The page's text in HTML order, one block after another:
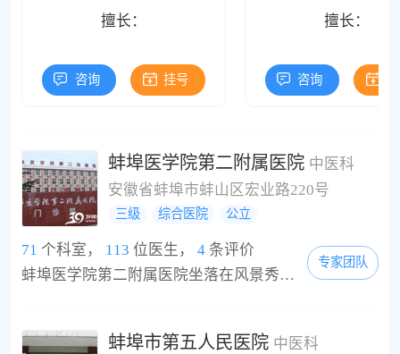
擅长：
咨询 挂号
擅长：
咨询
蚌埠医学院第二附属医院 中医科
安徽省蚌埠市蚌山区宏业路220号
三级 综合医院 公立
71 个科室， 113 位医生， 4条评价
蚌埠医学院第二附属医院坐落在风景秀丽的蚌埠市龙子湖畔宏业路220号，东连大学城，西临市政府，南北相连城市居民区，地理位置优越，交通便利。医院占地面积61264平方米，建筑面积38877.5平方米，绿化面积达86.4%，是一所集教学、科研、医疗、预防、康复和社区服务为一体的现代化综合性二级甲等医院、国家爱婴医院。现医院正积极努力创建三级甲等医院。 医院原为蚌埠铁路中心医院，隶属上海铁路局蚌埠铁路分局，始建于1949年12月，是该分...
专家团队
蚌埠市第五人民医院 中医科